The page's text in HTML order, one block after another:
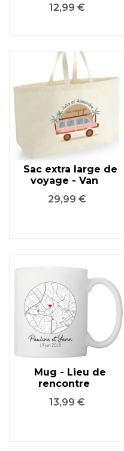
Prix
12,99 €
Sac extra large de
voyage - Van
Prix
29,99 €
Mug - Lieu de
rencontre
Prix
13,99 €